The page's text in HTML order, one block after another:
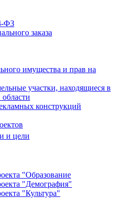
ФЗ
заказа
имущества и прав на
участки, находящиеся в
конструкций
и цели
"Образование
"Демография"
"Культура"